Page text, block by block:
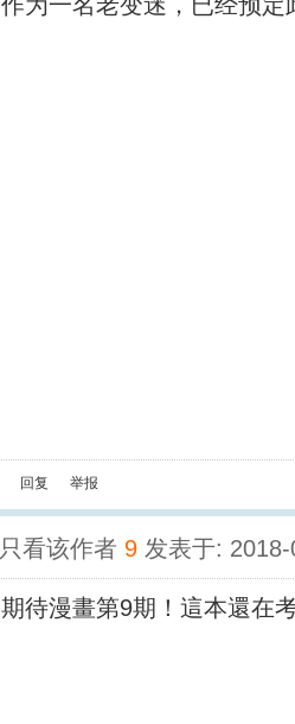
回复 举报
只看该作者 9 发表于:
期待漫畫第9期！這本還在